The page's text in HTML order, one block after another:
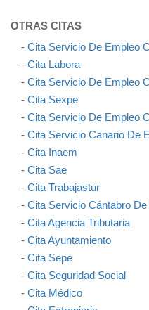
OTRAS CITAS
- Cita Servicio De Empleo
- Cita Labora
- Cita Servicio De Empleo
- Cita Sexpe
- Cita Servicio De Empleo
- Cita Servicio Canario De
- Cita Inaem
- Cita Sae
- Cita Trabajastur
- Cita Servicio Cántabro
- Cita Agencia Tributaria
- Cita Ayuntamiento
- Cita Sepe
- Cita Seguridad Social
- Cita Médico